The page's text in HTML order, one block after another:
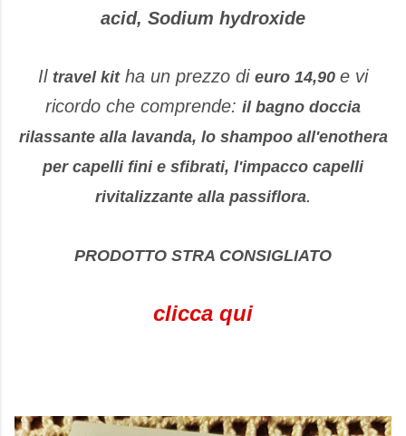
acid, Sodium hydroxide
Il travel kitha un prezzo di euro 14,90 e vi
ricordo che comprende: il bagno doccia
rilassante alla lavanda, lo shampoo all'enothera
per capelli fini e sfibrati, l'impacco capelli
rivitalizzante alla passiflora.
PRODOTTO STRA CONSIGLIATO
clicca qui